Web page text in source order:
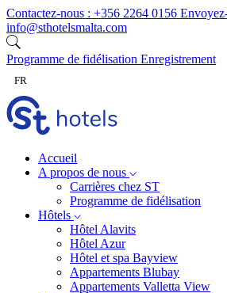
Skip to content
Contactez-nous : +356 2264 0156
info@sthotelsmalta.com
Programme de fidélisation Enregistrement
FR
Accueil
A propos de nous
Carrières chez ST
Programme de fidélisation
Hôtels
Hôtel Alavits
Hôtel Azur
Hôtel et spa Bayview
Appartements Blubay
Appartements Valletta View